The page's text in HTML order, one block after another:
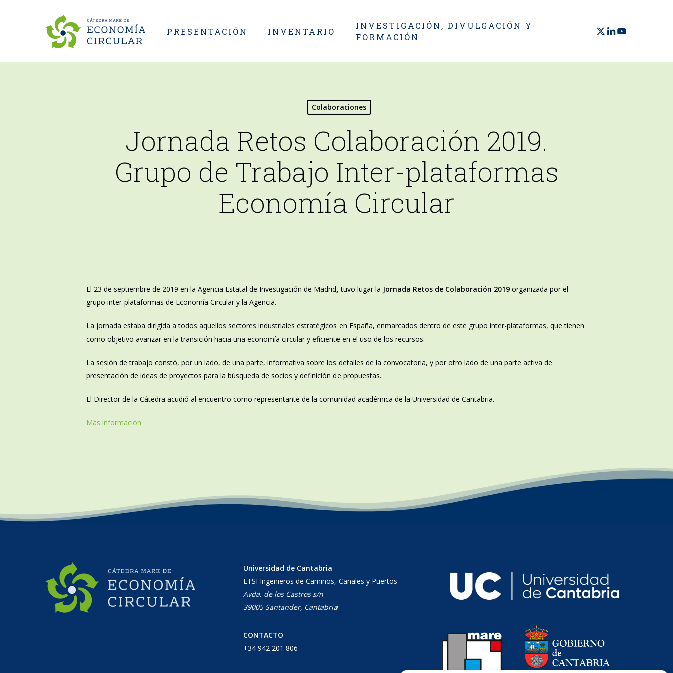
PRESENTACIÓN INVENTARIO
INVESTIGACIÓN, DIVULGACIÓN Y
FORMACIÓN
X-
TWITTER
LINKEDIN
YOUTUBE
Colaboraciones
Jornada Retos Colaboración 2019.
Grupo de Trabajo Inter-plataformas
Economía Circular
El 23 de septiembre de 2019 en la Agencia Estatal de Investigación de Madrid, tuvo lugar la Jornada Retos de Colaboración 2019 organizada por el
grupo inter-plataformas de Economía Circular y la Agencia.
La jornada estaba dirigida a todos aquellos sectores industriales estratégicos en España, enmarcados dentro de este grupo inter-plataformas, que tienen
como objetivo avanzar en la transición hacia una economía circular y eficiente en el uso de los recursos.
La sesión de trabajo constó, por un lado, de una parte, informativa sobre los detalles de la convocatoria, y por otro lado de una parte activa de
presentación de ideas de proyectos para la búsqueda de socios y definición de propuestas.
El Director de la Cátedra acudió al encuentro como representante de la comunidad académica de la Universidad de Cantabria.
Más información
Universidad de Cantabria
ETSI Ingenieros de Caminos, Canales y Puertos
Avda. de los Castros s/n
39005 Santander, Cantabria
CONTACTO
+34 942 201 806